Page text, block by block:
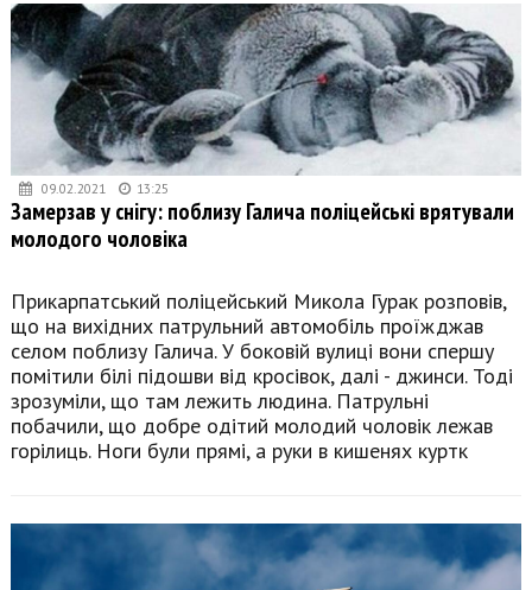
09.02.2021 13:25
Замерзав у снігу: поблизу Галича поліцейські врятували
молодого чоловіка
Прикарпатський поліцейський Микола Гурак розповів,
що на вихідних патрульний автомобіль проїжджав
селом поблизу Галича. У боковій вулиці вони спершу
помітили білі підошви від кросівок, далі - джинси. Тоді
зрозуміли, що там лежить людина. Патрульні
побачили, що добре одітий молодий чоловік лежав
горілиць. Ноги були прямі, а руки в кишенях куртк